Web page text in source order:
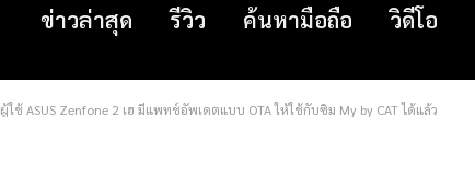
ข่าวล่าสุด รีวิว ค้นหามือถือ วิดีโอ
ผู้ใช้ ASUS Zenfone 2 เฮ มีแพทช์อัพเดตแบบ OTA ให้ใช้กับซิม My by CAT ได้แล้ว